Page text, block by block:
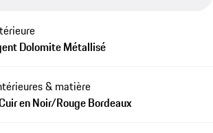
Dolomite Métallisé
& matière
en Noir/Rouge Bordeaux